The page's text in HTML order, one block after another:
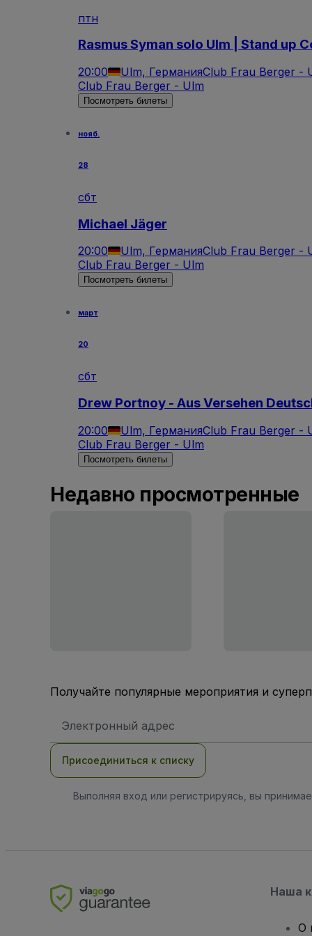
птн
Rasmus Syman solo Ulm | Stand up
20:00 Ulm, ГерманияClub Frau Berger -
Club Frau Berger - Ulm
Посмотреть билеты
нояб.
28
сбт
Michael Jäger
20:00 Ulm, ГерманияClub Frau Berger -
Club Frau Berger - Ulm
Посмотреть билеты
март
20
сбт
Drew Portnoy - Aus Versehen
20:00 Ulm, ГерманияClub Frau Berger -
Club Frau Berger - Ulm
Посмотреть билеты
Недавно просмотренные
Получайте популярные мероприятия и
электронной
Присоединиться к списку
Выполняя вход или регистрируясь, вы
Наша
О